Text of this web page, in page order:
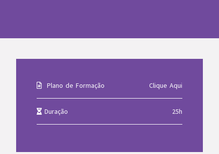
Plano de Formação Clique Aqui
Duração 25h